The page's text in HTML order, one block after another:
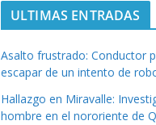
ULTIMAS ENTRADAS
Asalto frustrado: Conductor
escapar de un intento de
Hallazgo en Miravalle:
hombre en el nororiente de